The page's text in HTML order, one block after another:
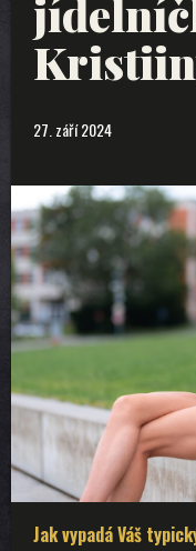
27. září 2024
Jak vypadá Váš